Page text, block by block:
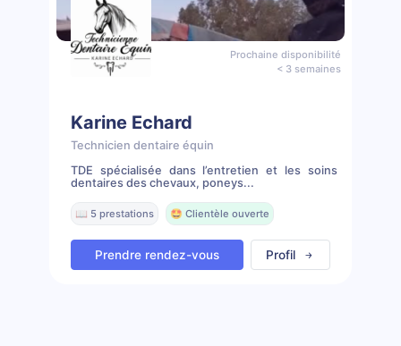
Prochaine disponibilité
< 3 semaines
Karine Echard
Technicien dentaire équin
TDE spécialisée dans l’entretien et les soins
dentaires des chevaux, poneys...
📖 5 prestations 🤩 Clientèle ouverte
Prendre rendez-vous Profil